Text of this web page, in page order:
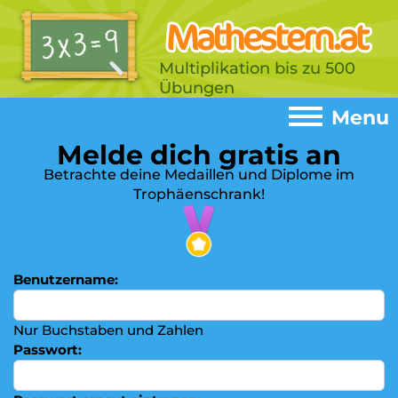
Multiplikation bis zu 500
Übungen
Melde dich gratis an
Betrachte deine Medaillen und Diplome im
Trophäenschrank!
Benutzername:
Nur Buchstaben und Zahlen
Passwort:
Menu
Menu
► Addition
Einmaleins